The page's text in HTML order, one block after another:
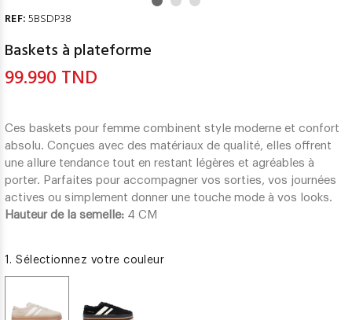
REF:5BSDP38
Baskets à plateforme
99.990 TND
Ces baskets pour femme combinent style moderne et confort
absolu. Conçues avec des matériaux de qualité, elles offrent
une allure tendance tout en restant légères et agréables à
porter. Parfaites pour accompagner vos sorties, vos journées
actives ou simplement donner une touche mode à vos looks.
Hauteur de la semelle: 4 CM
1. Sélectionnez votre couleur